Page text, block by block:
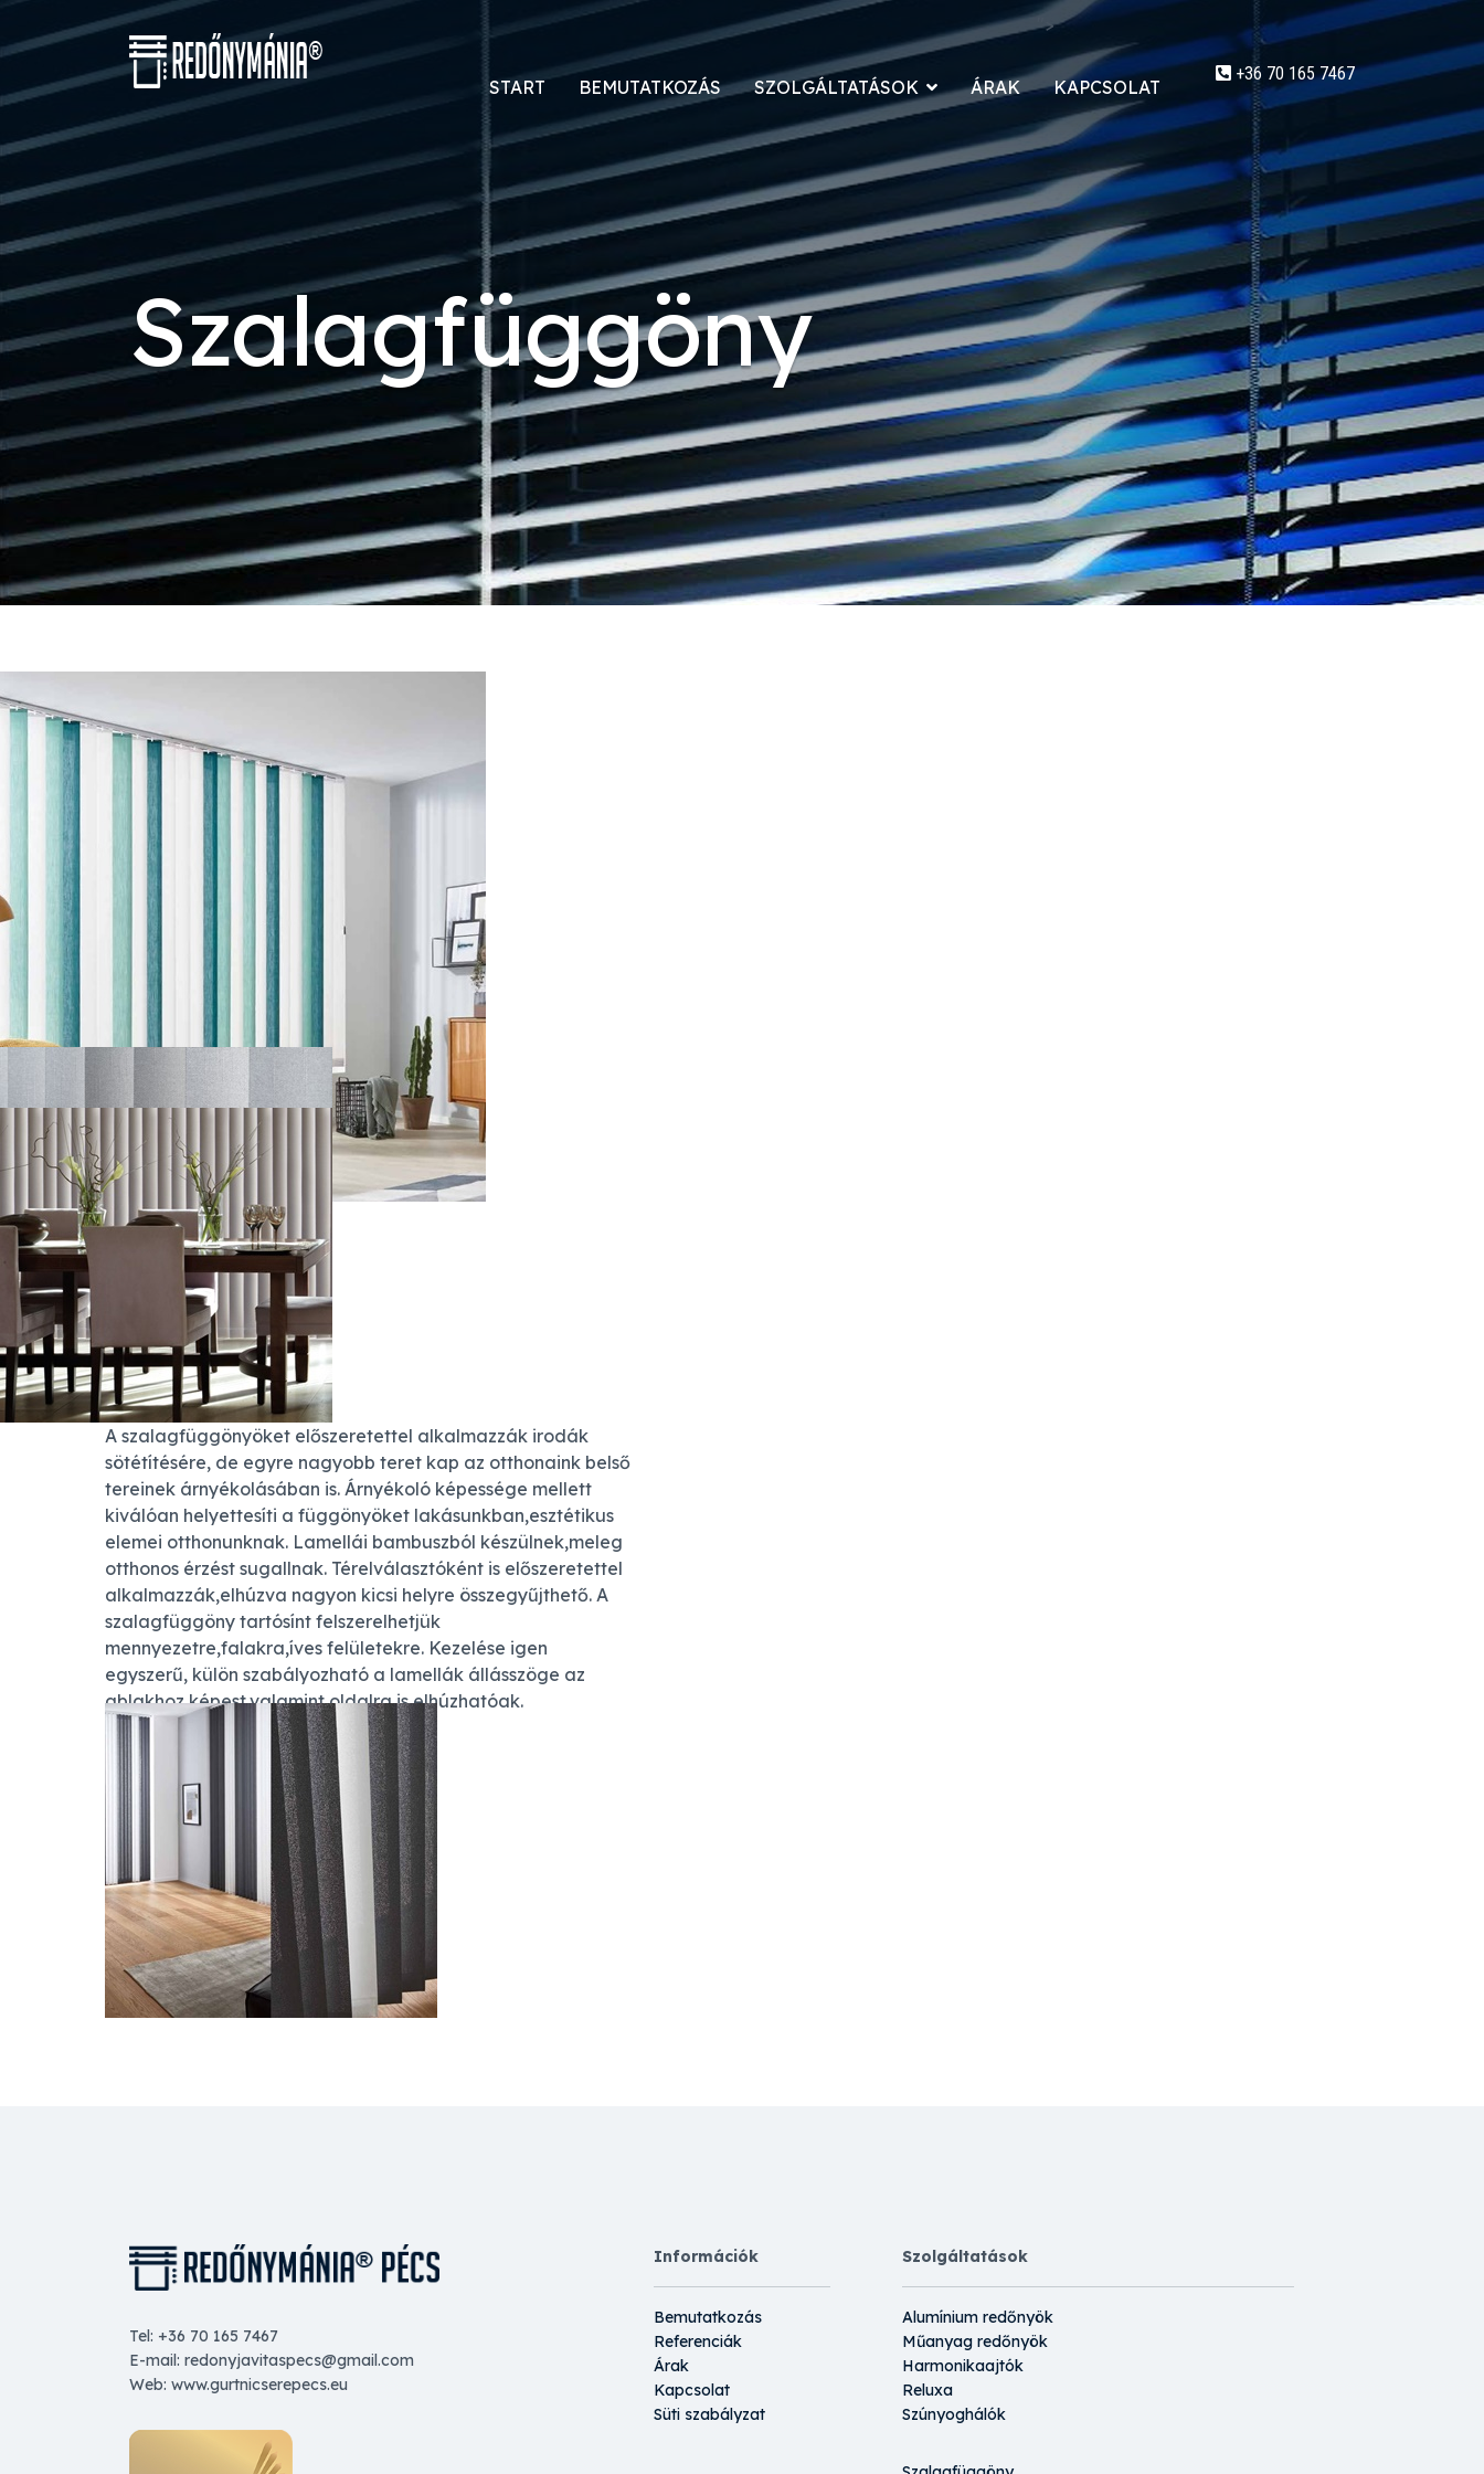
+36 70 165 7467
START BEMUTATKOZÁS SZOLGÁLTATÁSOK ÁRAK
">
KAPCSOLAT
Szalagfüggöny
A szalagfüggönyöket előszeretettel alkalmazzák irodák
sötétítésére, de egyre nagyobb teret kap az otthonaink belső
tereinek árnyékolásában is. Árnyékoló képessége mellett
kiválóan helyettesíti a függönyöket lakásunkban,esztétikus
elemei otthonunknak. Lamellái bambuszból készülnek,meleg
otthonos érzést sugallnak. Térelválasztóként is előszeretettel
alkalmazzák,elhúzva nagyon kicsi helyre összegyűjthető. A
szalagfüggöny tartósínt felszerelhetjük
mennyezetre,falakra,íves felületekre. Kezelése igen
egyszerű, külön szabályozható a lamellák állásszöge az
ablakhoz képest,valamint oldalra is elhúzhatóak.
Tel: +36 70 165 7467
E-mail: redonyjavitaspecs@gmail.com
Web: www.gurtnicserepecs.eu
Információk
Bemutatkozás
Referenciák
Árak
Kapcsolat
Süti szabályzat
Szolgáltatások
Alumínium redőnyök
Műanyag redőnyök
Harmonikaajtók
Reluxa
Szúnyoghálók